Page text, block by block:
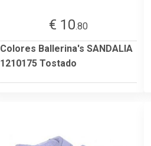
€ 10.80
Colores Ballerina's SANDALIA
1210175 Tostado